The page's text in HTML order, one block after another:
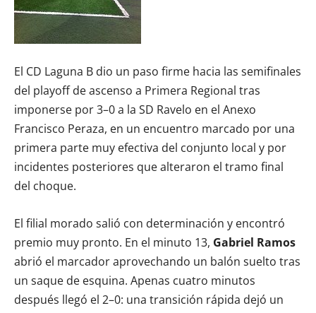
El CD Laguna B dio un paso firme hacia las semifinales
del playoff de ascenso a Primera Regional tras
imponerse por 3–0 a la SD Ravelo en el Anexo
Francisco Peraza, en un encuentro marcado por una
primera parte muy efectiva del conjunto local y por
incidentes posteriores que alteraron el tramo final
del choque.
El filial morado salió con determinación y encontró
premio muy pronto. En el minuto 13, Gabriel Ramos
abrió el marcador aprovechando un balón suelto tras
un saque de esquina. Apenas cuatro minutos
después llegó el 2–0: una transición rápida dejó un